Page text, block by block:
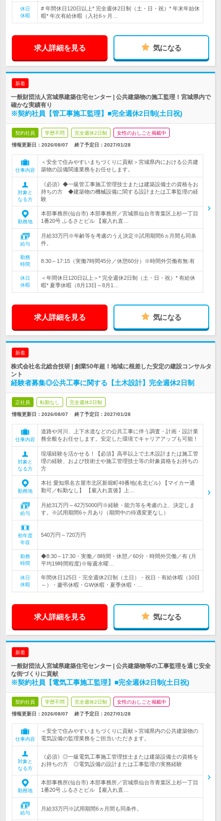
休日
休暇
# 年間休日120日以上* 完全週休2日制（土・日・祝）* 年末年始休
暇* 年次有給休暇（入社6ヶ月…
求人詳細を見る 気になる
新着
一般財団法人宮城県建築住宅センター | 公共建築物の施工監理！宮城県内で
確かな実績有り
※契約社員【管工事施工監理】■完全週休2日制(土日祝)
契約社員 学歴不問 完全週休2日制 女性のおしごと掲載中
情報更新日：2026/08/07 終了予定日： 2027/01/28
仕事内容
＜安全で住みやすいまちづくりに貢献＞宮城県内における公共建
築物の設備関連業務をお任せします。
対象と
なる方
《必須》◆一級管工事施工管理技士または建築設備士の資格をお
持ちの方 ◆建築物の機械設備に関する設計または工事監理の経
験
勤務地
本部事務所(仙台市) 本部事務所／宮城県仙台市青葉区上杉一丁目
1番20号 ふるさとビル 【雇入れ直…
給与
月給33万円※年齢等を考慮のうえ決定※試用期間6ヵ月間も同条
件。
勤務
時間
8:30～17:15（実働7時間45分／休憩60分）※時間外労働有無:有
休日
休暇
＜年間休日120日以上＞* 完全週休2日制（土・日・祝）* 有給休
暇* 夏季休暇（8月13日～8月1…
求人詳細を見る 気になる
新着
株式会社名北総合技研 | 創業50年超！地域に根差した安定の建設コンサルタ
ント
経験者募集◎公共工事に関する【土木設計】完全週休2日制
正社員 転勤なし 完全週休2日制
情報更新日：2026/08/07 終了予定日： 2027/01/28
仕事内容
道路や河川、上下水道などの公共工事に伴う調査・計画・設計業
務全般をお任せします。安定した環境でキャリアアップも可能！
対象と
なる方
現場経験を活かせる！【必須】高卒以上で土木設計または施工管
理の経験、および技術士や施工管理技士等の対象資格をお持ちの
方
勤務地
本社 愛知県名古屋市北区新堀町49番地(名北ビル) 【マイカー通
勤可／転勤なし】 【雇入れ直後】上…
給与
月給31万円～42万5000円※経験・能力等を考慮の上、決定しま
す。※試用期間6ヶ月あり（期間中の待遇変更なし）
初年度
年収
540万円～720万円
勤務
時間
◆8:30～17:30・実働／8時間・休憩／60分・時間外労働／有 (月
平均19時間程度)※毎週水曜…
休日
休暇
年間休日125日・完全週休2日制（土日）・祝日・有給休暇（10日
～）・慶弔休暇・GW休暇・夏季休暇・…
求人詳細を見る 気になる
新着
一般財団法人宮城県建築住宅センター | 公共建築物等の工事監理を通じ安全
な街づくりに貢献
※契約社員【電気工事施工監理】■完全週休2日制(土日祝)
契約社員 学歴不問 完全週休2日制 女性のおしごと掲載中
情報更新日：2026/08/07 終了予定日： 2027/01/28
仕事内容
＜安全で住みやすいまちづくりに貢献＞宮城県内の公共建築物の
電気設備の監理業務をご担当いただきます。
対象と
なる方
《必須》◎一級電気工事施工管理技士または建築設備士の資格を
お持ちの方 ◎電気設備の設計または工事監理の実務経験
勤務地
本部事務所(仙台市) 本部事務所／宮城県仙台市青葉区上杉一丁目
1番20号 ふるさとビル 【雇入れ直…
給与
月給33万円※試用期間6ヵ月間も同条件。